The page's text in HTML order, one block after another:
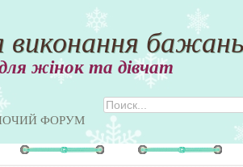
бажань
жінок та дівчат
ФОРУМ